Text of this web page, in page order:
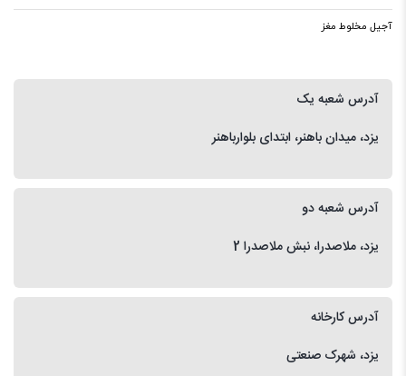
آجیل مخلوط مغز
آدرس شعبه یک
یزد، میدان باهنر، ابتدای بلوارباهنر
آدرس شعبه دو
یزد، ملاصدرا، نبش ملاصدرا 2
آدرس کارخانه
یزد، شهرک صنعتی